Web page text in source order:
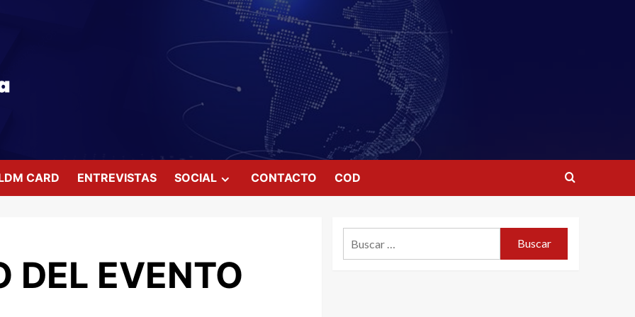
CARD ENTREVISTAS SOCIAL CONTACTO COD
DEL EVENTO